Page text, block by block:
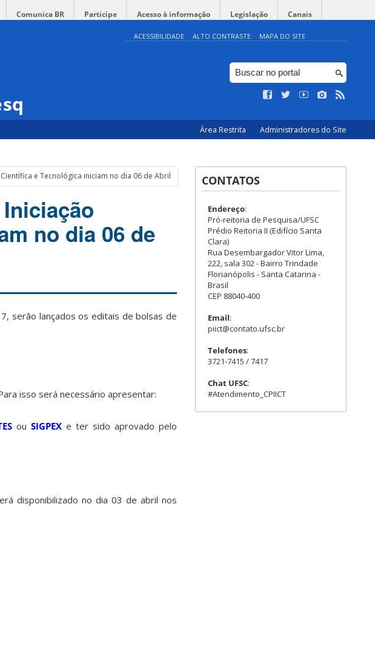
Comunica BR Participe Acesso à informação Legislação Canais
ACESSIBILIDADE ALTO CONTRASTE MAPA DO SITE
Área Restrita Administradores do Site
e Tecnológica iniciam no dia 06 de Abril
no dia 06 de
serão lançados os editais de bolsas de
isso será necessário apresentar:
ouSIGPEX e ter sido aprovado pelo
disponibilizado no dia 03 de abril nos
CONTATOS
Endereço:
Pró-reitoria de Pesquisa/UFSC
Prédio Reitoria II (Edifício Santa
Clara)
Rua Desembargador Vitor Lima,
222, sala 302 - Bairro Trindade
Florianópolis - Santa Catarina -
Brasil
CEP 88040-400
Email:
piict@contato.ufsc.br
Telefones:
3721-7415 / 7417
Chat UFSC:
#Atendimento_CPIICT